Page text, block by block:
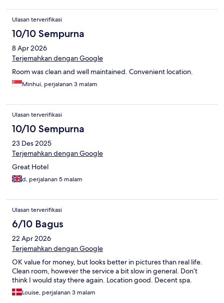
Ulasan terverifikasi
10/10 Sempurna
8 Apr 2026
Terjemahkan dengan Google
Room was clean and well maintained. Convenient location.
Minhui, perjalanan 3 malam
Ulasan terverifikasi
10/10 Sempurna
23 Des 2025
Terjemahkan dengan Google
Great Hotel
d, perjalanan 5 malam
Ulasan terverifikasi
6/10 Bagus
22 Apr 2026
Terjemahkan dengan Google
OK value for money, but looks better in pictures than real life.
Clean room, however the service a bit slow in general. Don’t
think I would stay there again. Location good. Decent spa.
Louise, perjalanan 3 malam